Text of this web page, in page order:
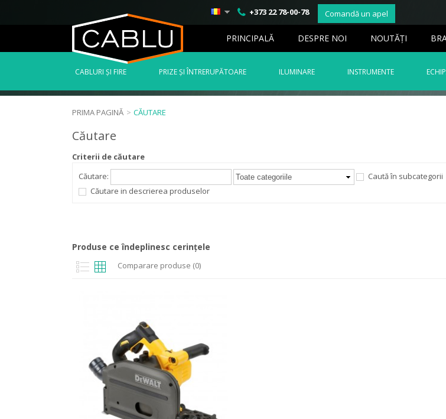
+373 22 78-00-78 Comandă un apel
СABLURI ȘI FIRE PRIZE ȘI ÎNTRERUPĂTOARE ILUMINARE INSTRUMENTE
PRINCIPALĂ DESPRE NOI NOUTĂŢI
PRIMA PAGINĂ > CĂUTARE
Căutare
Criterii de căutare
Căutare:
Caută în subcategorii
Căutare in descrierea produselor
Produse ce îndeplinesc cerinţele
Comparare produse (0)